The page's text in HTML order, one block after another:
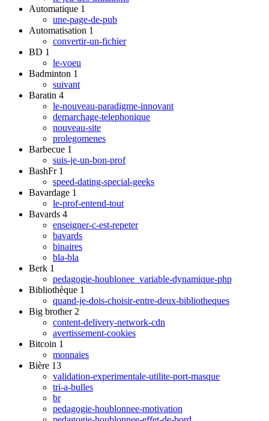
Automatique 1
une-page-de-pub
Automatisation 1
convertir-un-fichier
BD 1
le-voeu
Badminton 1
suivant
Baratin 4
le-nouveau-paradigme-innovant
demarchage-telephonique
nouveau-site
prolegomenes
Barbecue 1
suis-je-un-bon-prof
BashFr 1
speed-dating-special-geeks
Bavardage 1
le-prof-entend-tout
Bavards 4
enseigner-c-est-repeter
bavards
binaires
bla-bla
Berk 1
pedagogie-houblonee_variable-dynamique-php
Bibliothèque 1
quand-je-dois-choisir-entre-deux-bibliotheques
Big brother 2
content-delivery-network-cdn
avertissement-cookies
Bitcoin 1
monnaies
Bière 13
validation-experimentale-utilite-port-masque
tri-a-bulles
br
pedagogie-houblonnee-motivation